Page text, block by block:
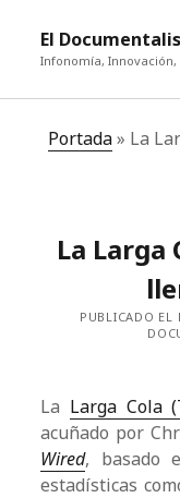
El
Infonomía, Innovación,
Portada» La
La Larga
PUBLICADO EL
La Larga Cola
acuñado por
Wired, basado
estadísticas